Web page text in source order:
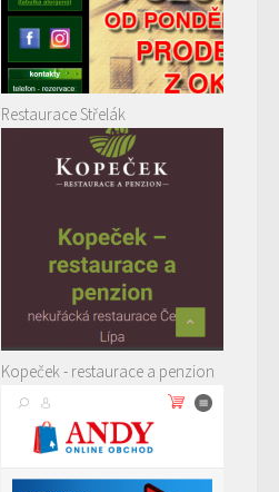
Restaurace Střelák
Kopeček - restaurace a penzion